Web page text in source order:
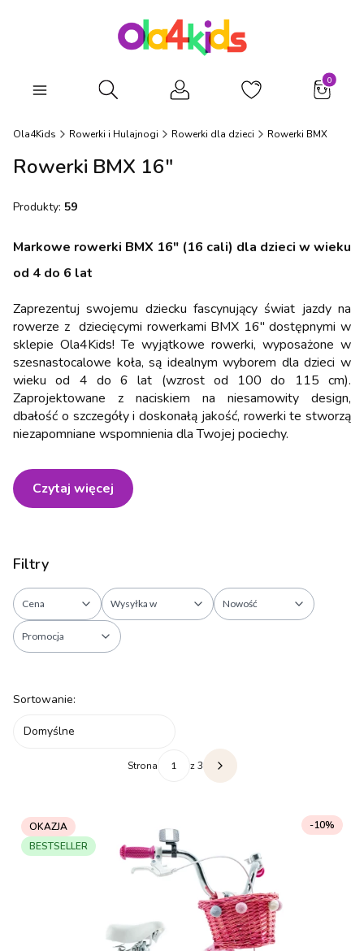
Otwórz wyszukiwarkę
Ola4Kids Rowerki i Hulajnogi Rowerki dla dzieci Rowerki BMX
Rowerki BMX 16"
Produkty: 59
Markowe rowerki BMX 16" (16 cali) dla dzieci w wieku
od 4 do 6 lat
Zaprezentuj swojemu dziecku fascynujący świat jazdy na
rowerze z dziecięcymi rowerkami BMX 16" dostępnymi w
sklepie Ola4Kids! Te wyjątkowe rowerki, wyposażone w
szesnastocalowe koła, są idealnym wyborem dla dzieci w
wieku od 4 do 6 lat (wzrost od 100 do 115 cm).
Zaprojektowane z naciskiem na niesamowity design,
dbałość o szczegóły i doskonałą jakość, rowerki te stworzą
niezapomniane wspomnienia dla Twojej pociechy.
Czytaj więcej
Filtry
Cena Wysyłka w Nowość
Promocja
Lista produktów
Sortowanie:
Domyślne
Strona z 3 Następne produkty
OKAZJA
BESTSELLER
-10%